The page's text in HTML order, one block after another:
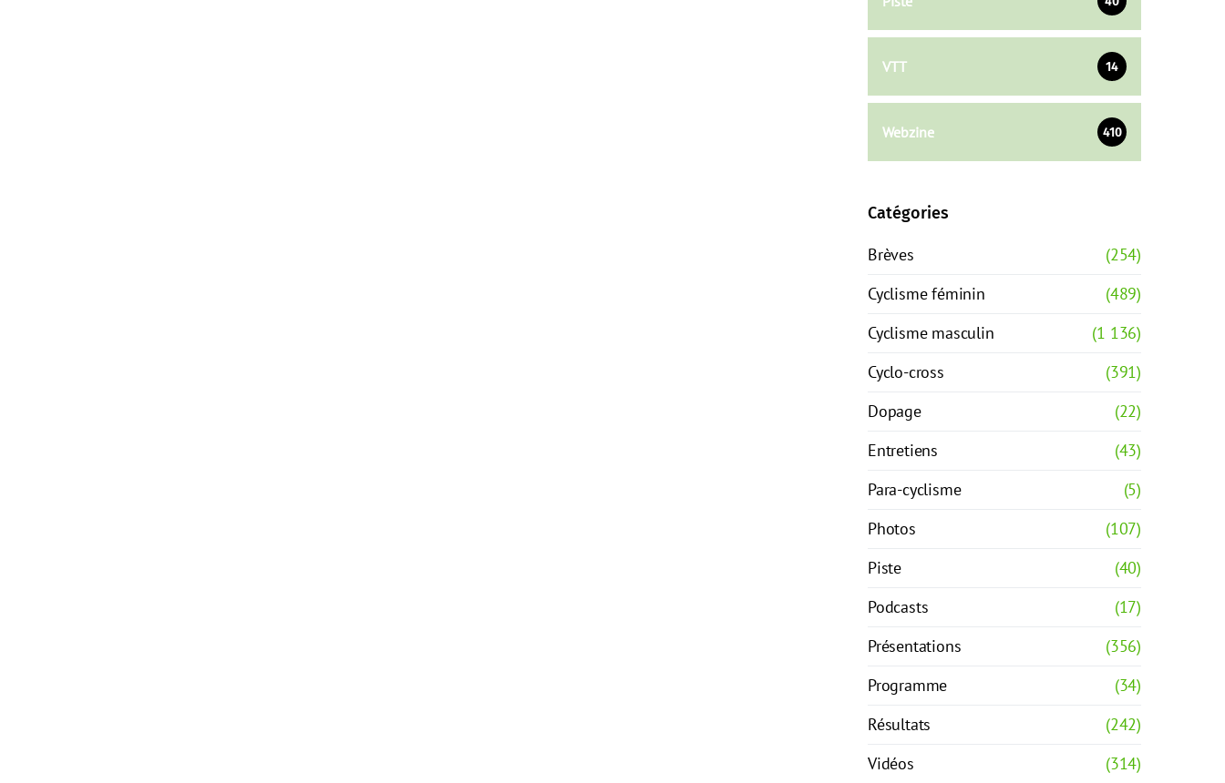
VTT 14
Webzine 410
Catégories
Brèves
(254)
Cyclisme féminin
(489)
Cyclisme masculin
(1 136)
Cyclo-cross
(391)
Dopage
(22)
Entretiens
(43)
Para-cyclisme
(5)
Photos
(107)
Piste
(40)
Podcasts
(17)
Présentations
(356)
Programme
(34)
Résultats
(242)
Vidéos
(314)